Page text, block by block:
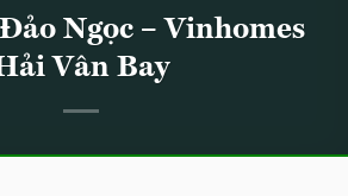
Ngọc – Vinhomes
Vân Bay